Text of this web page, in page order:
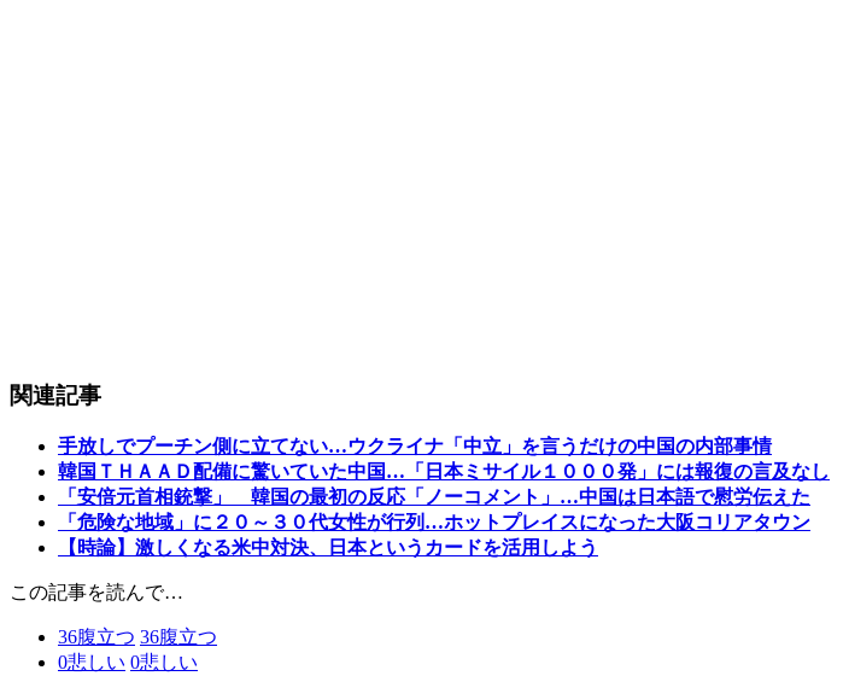
関連記事
手放しでプーチン側に立てない…ウクライナ「中立」を言うだけの中国の内部事情
韓国ＴＨＡＡＤ配備に驚いていた中国…「日本ミサイル１０００発」には報復の言及なし
「安倍元首相銃撃」 韓国の最初の反応「ノーコメント」…中国は日本語で慰労伝えた
「危険な地域」に２０～３０代女性が行列…ホットプレイスになった大阪コリアタウン
【時論】激しくなる米中対決、日本というカードを活用しよう
この記事を読んで…
36腹立つ 36腹立つ
0悲しい 0悲しい